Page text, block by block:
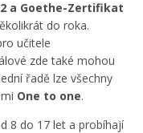
a Goethe-Zertifikat
do roka.
učitele
zde také mohou
řadě lze všechny
One to one.
8 do 17 let a probíhají